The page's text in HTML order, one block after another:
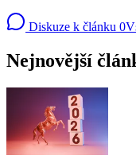
Diskuze k článku 0
Nejnovější